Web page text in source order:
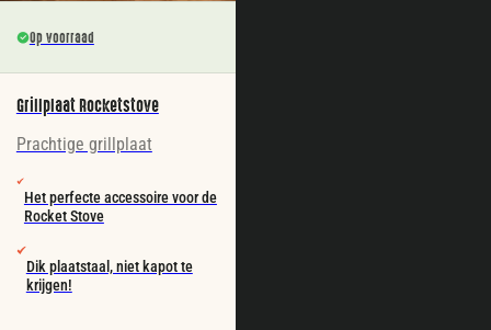
Op voorraad
Grillplaat Rocketstove
Prachtige grillplaat
Het perfecte accessoire voor de
Rocket Stove
Dik plaatstaal, niet kapot te
krijgen!